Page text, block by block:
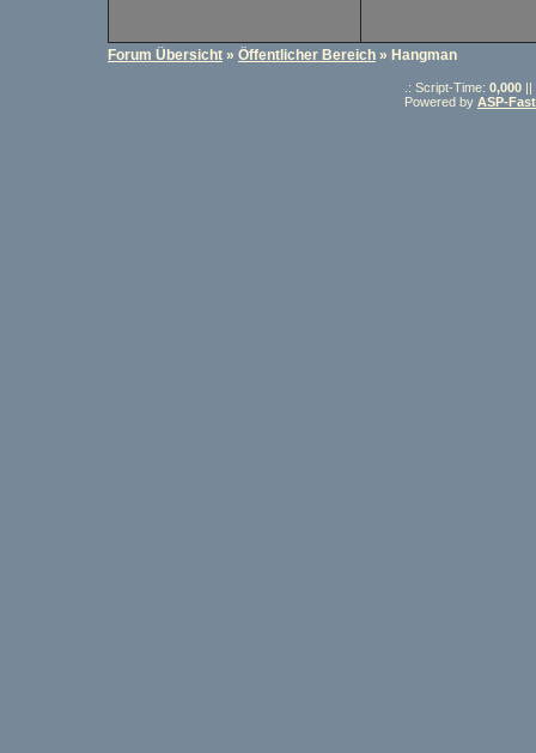
Forum Übersicht » Öffentlicher Bereich » Hangman
.: Script-Time: 0,000 ||
Powered by ASP-